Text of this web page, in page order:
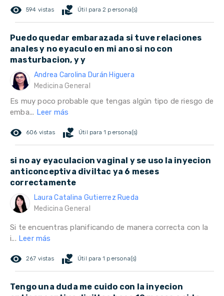
remove_red_eye 594 vistas volunteer_activism Útil para 2 persona(s)
Puedo quedar embarazada si tuve relaciones
anales y no eyaculo en mi ano si no con
masturbacion, y y
Andrea Carolina Durán Higuera
Medicina General
Es muy poco probable que tengas algún tipo de riesgo de
emba... Leer más
remove_red_eye 606 vistas volunteer_activism Útil para 1 persona(s)
si no ay eyaculacion vaginal y se uso la inyecion
anticonceptiva diviltac ya 6 meses
correctamente
Laura Catalina Gutierrez Rueda
Medicina General
Si te encuentras planificando de manera correcta con la
i... Leer más
remove_red_eye 267 vistas volunteer_activism Útil para 1 persona(s)
Tengo una duda me cuido con la inyecion